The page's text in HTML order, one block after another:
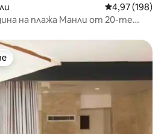
Средна
4,97 (198)
на плажа Манли от 20-те
на гостите